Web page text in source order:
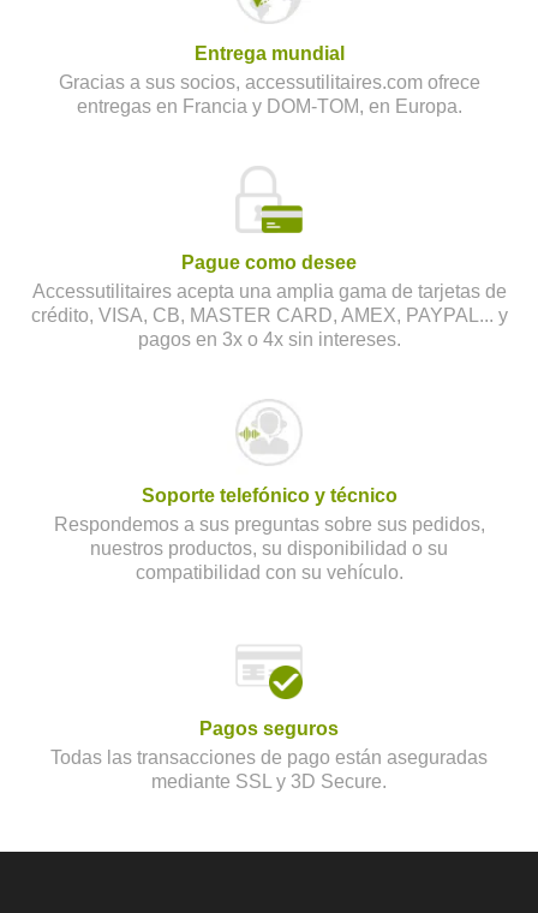
Entrega mundial
Gracias a sus socios, accessutilitaires.com ofrece
entregas en Francia y DOM-TOM, en Europa.
Pague como desee
Accessutilitaires acepta una amplia gama de tarjetas de
crédito, VISA, CB, MASTER CARD, AMEX, PAYPAL... y
pagos en 3x o 4x sin intereses.
Soporte telefónico y técnico
Respondemos a sus preguntas sobre sus pedidos,
nuestros productos, su disponibilidad o su
compatibilidad con su vehículo.
Pagos seguros
Todas las transacciones de pago están aseguradas
mediante SSL y 3D Secure.